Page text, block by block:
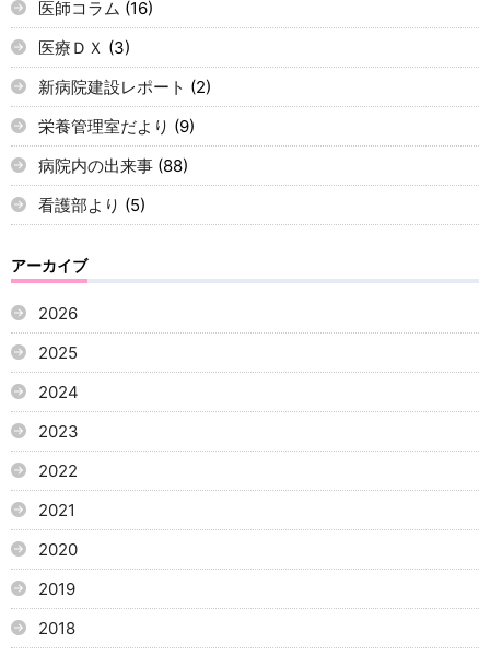
医師コラム (16)
医療ＤＸ (3)
新病院建設レポート (2)
栄養管理室だより (9)
病院内の出来事 (88)
看護部より (5)
アーカイブ
2026
2025
2024
2023
2022
2021
2020
2019
2018